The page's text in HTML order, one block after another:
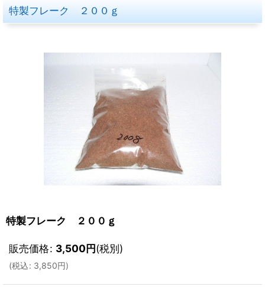
特製フレーク ２００ｇ
特製フレーク ２００ｇ
販売価格: 3,500円(税別)
(税込: 3,850円)